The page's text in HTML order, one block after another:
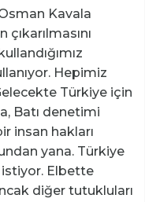
Kavala
Hepimiz
Türkiye için
Batı denetimi
insan hakları
yana. Türkiye
Elbette
diğer tutukluları